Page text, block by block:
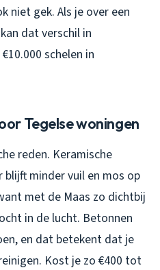
niet gek. Als je over een
dat verschil in
schelen in
Tegelse woningen
reden. Keramische
blijft minder vuil en mos op
met de Maas zo dichtbij
in de lucht. Betonnen
en dat betekent dat je
Kost je zo €400 tot